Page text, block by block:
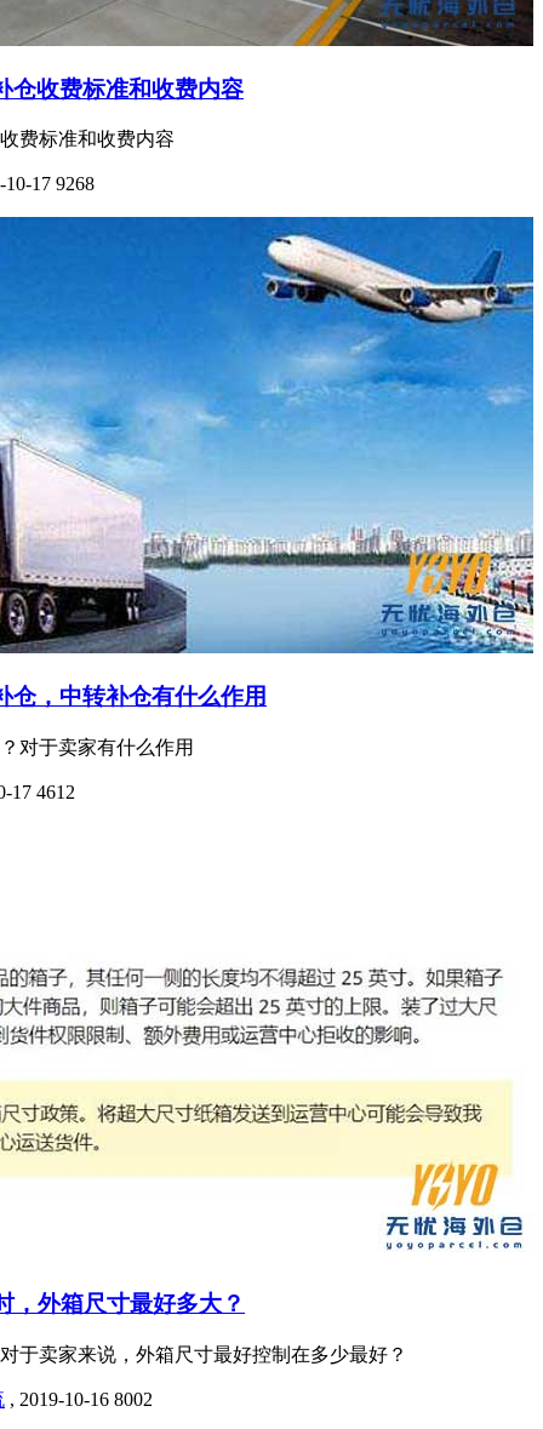
仓收费标准和收费内容
费标准和收费内容
10-17 9268
仓，中转补仓有什么作用
对于卖家有什么作用
17 4612
，外箱尺寸最好多大？
于卖家来说，外箱尺寸最好控制在多少最好？
, 2019-10-16 8002